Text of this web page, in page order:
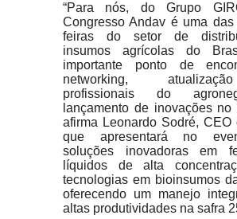
“Para nós, do Grupo
Congresso Andav é uma
feiras do setor de
insumos agrícolas do
importante ponto de
networking,
profissionais do
lançamento de inovações no
afirma Leonardo Sodré, CEO
que apresentará no
soluções inovadoras em
líquidos de alta
tecnologias em bioinsumos
oferecendo um manejo
altas produtividades na safra